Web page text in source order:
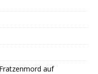
auf